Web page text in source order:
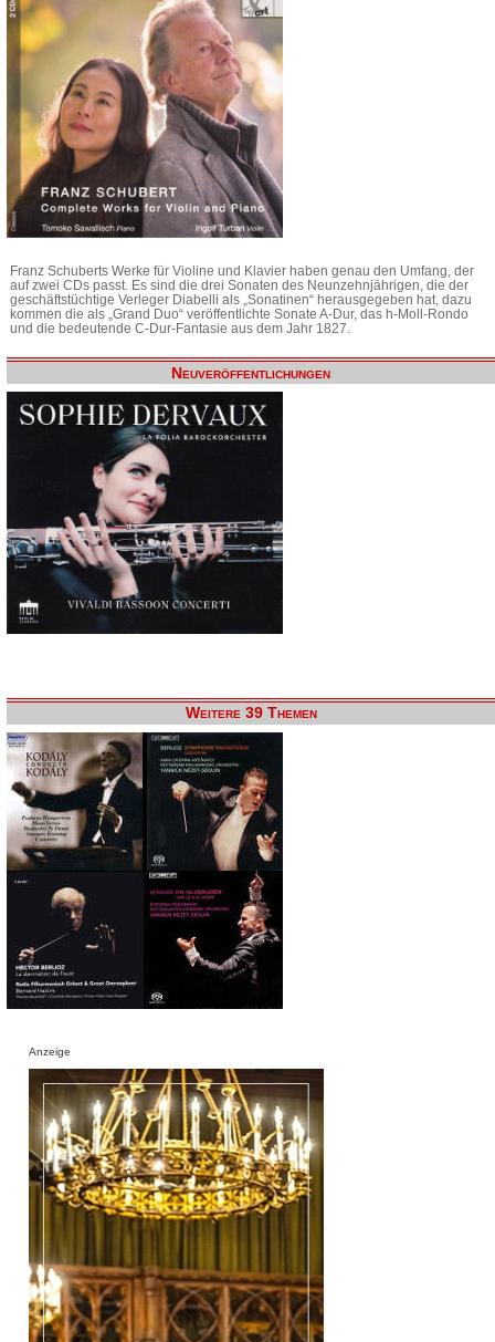
Franz Schuberts Werke für Violine und Klavier haben genau den Umfang, der
auf zwei CDs passt. Es sind die drei Sonaten des Neunzehnjährigen, die der
geschäftstüchtige Verleger Diabelli als „Sonatinen“ herausgegeben hat, dazu
kommen die als „Grand Duo“ veröffentlichte Sonate A-Dur, das h-Moll-Rondo
und die bedeutende C-Dur-Fantasie aus dem Jahr 1827.
Neuveröffentlichungen
Weitere 39 Themen
Anzeige